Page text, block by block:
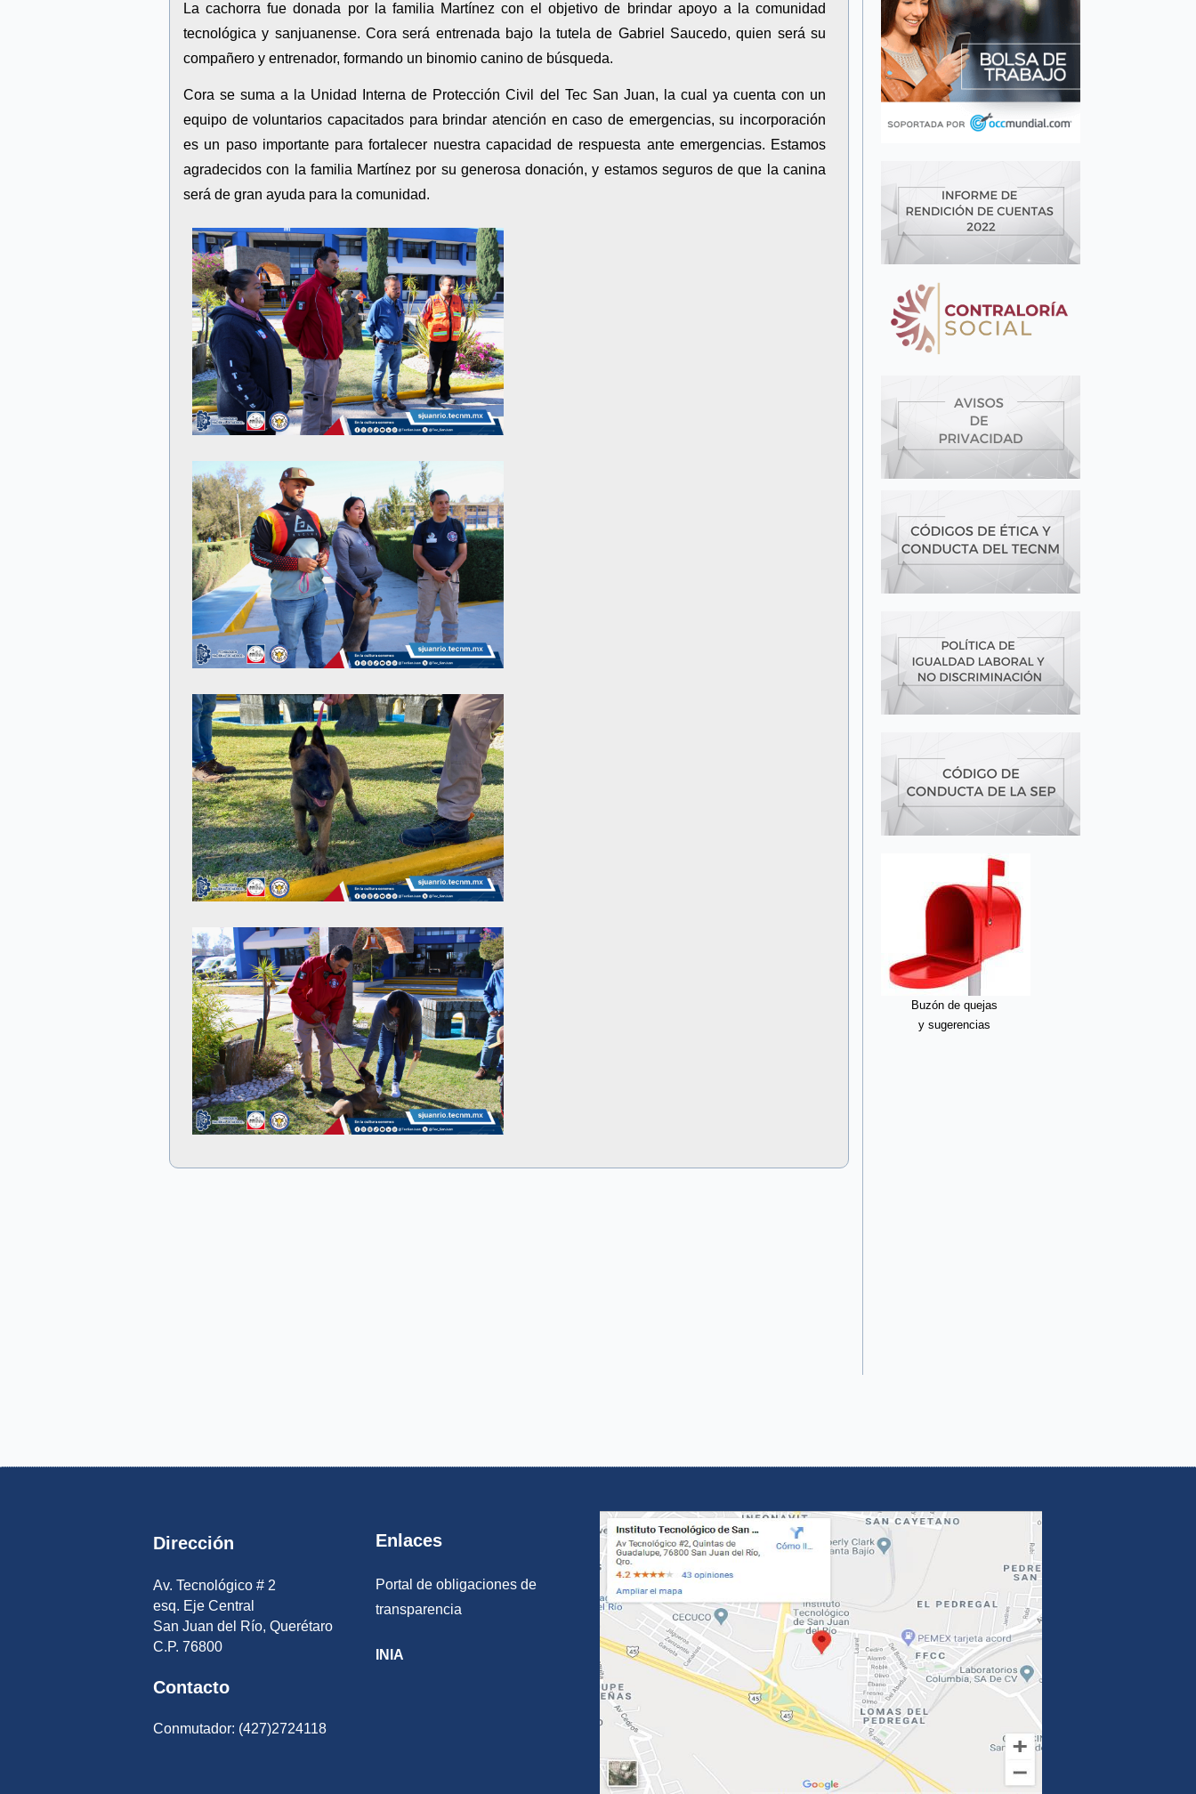
La cachorra fue donada por la familia Martínez con el objetivo de brindar apoyo a la comunidad
tecnológica y sanjuanense. Cora será entrenada bajo la tutela de Gabriel Saucedo, quien será su
compañero y entrenador, formando un binomio canino de búsqueda.
Cora se suma a la Unidad Interna de Protección Civil del Tec San Juan, la cual ya cuenta con un
equipo de voluntarios capacitados para brindar atención en caso de emergencias, su incorporación
es un paso importante para fortalecer nuestra capacidad de respuesta ante emergencias. Estamos
agradecidos con la familia Martínez por su generosa donación, y estamos seguros de que la canina
será de gran ayuda para la comunidad.
Buzón de quejas
y sugerencias
Dirección
Av. Tecnológico # 2
esq. Eje Central
San Juan del Río, Querétaro
C.P. 76800
Contacto
Conmutador: (427)2724118
Enlaces
Portal de obligaciones de
transparencia
INIA